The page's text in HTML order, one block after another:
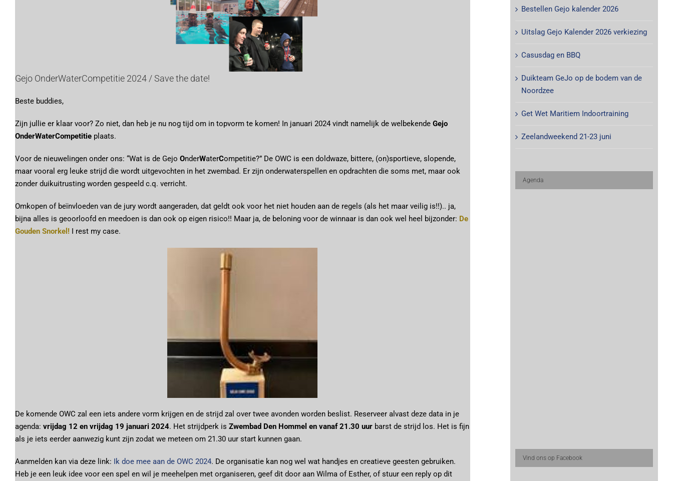
Gejo OnderWaterCompetitie 2024 / Save the date!
Beste buddies,
Zijn jullie er klaar voor? Zo niet, dan heb je nu nog tijd om in topvorm te komen! In januari 2024 vindt namelijk de welbekende Gejo
OnderWaterCompetitie plaats.
Voor de nieuwelingen onder ons: “Wat is de Gejo OnderWaterCompetitie?” De OWC is een doldwaze, bittere, (on)sportieve, slopende,
maar vooral erg leuke strijd die wordt uitgevochten in het zwembad. Er zijn onderwaterspellen en opdrachten die soms met, maar ook
zonder duikuitrusting worden gespeeld c.q. verricht.
Omkopen of beïnvloeden van de jury wordt aangeraden, dat geldt ook voor het niet houden aan de regels (als het maar veilig is!!).. ja,
bijna alles is geoorloofd en meedoen is dan ook op eigen risico!! Maar ja, de beloning voor de winnaar is dan ook wel heel bijzonder: De
Gouden Snorkel! I rest my case.
De komende OWC zal een iets andere vorm krijgen en de strijd zal over twee avonden worden beslist. Reserveer alvast deze data in je
agenda: vrijdag 12 en vrijdag 19 januari 2024. Het strijdperk is Zwembad Den Hommel en vanaf 21.30 uur barst de strijd los. Het is fijn
als je iets eerder aanwezig kunt zijn zodat we meteen om 21.30 uur start kunnen gaan.
Aanmelden kan via deze link: Ik doe mee aan de OWC 2024. De organisatie kan nog wel wat handjes en creatieve geesten gebruiken.
Heb je een leuk idee voor een spel en wil je meehelpen met organiseren, geef dit door aan Wilma of Esther, of stuur een reply op dit
Bestellen Gejo kalender 2026
Uitslag Gejo Kalender 2026 verkiezing
Casusdag en BBQ
Duikteam GeJo op de bodem van de
Noordzee
Get Wet Maritiem Indoortraining
Zeelandweekend 21-23 juni
Agenda
Vind ons op Facebook